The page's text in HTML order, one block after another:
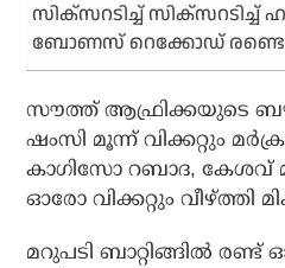
സിക്‌സറടിച്ച് സിക്‌സറടിച്ച്
ബോണസ് റെക്കോഡ്
സൗത്ത് ആഫ്രിക്കയുടെ
ഷംസി മൂന്ന് വിക്കറ്റും
കാഗിസോ റബാദ, കേശവ്
ഓരോ വിക്കറ്റും വീഴ്ത്തി
മറുപടി ബാറ്റിങ്ങില്‍ രണ്ട്